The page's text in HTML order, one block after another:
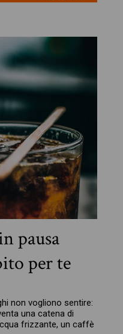
pausa
per te
non vogliono sentire:
una catena di
frizzante, un caffè